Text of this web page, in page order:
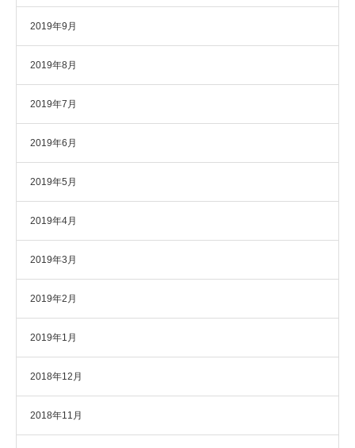
2019年9月
2019年8月
2019年7月
2019年6月
2019年5月
2019年4月
2019年3月
2019年2月
2019年1月
2018年12月
2018年11月